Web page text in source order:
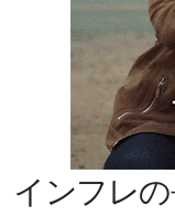
インフレ